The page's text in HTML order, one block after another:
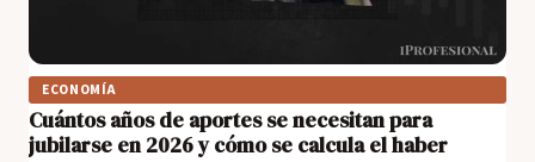
ECONOMÍA
Cuántos años de aportes se necesitan para
jubilarse en 2026 y cómo se calcula el haber